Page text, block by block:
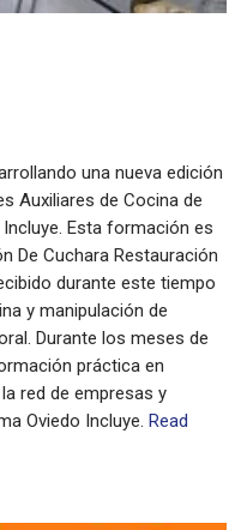
una nueva edición
Auxiliares de Cocina de
Esta formación es
De Cuchara Restauración
durante este tiempo
y manipulación de
Durante los meses de
práctica en
red de empresas y
Oviedo Incluye. Read